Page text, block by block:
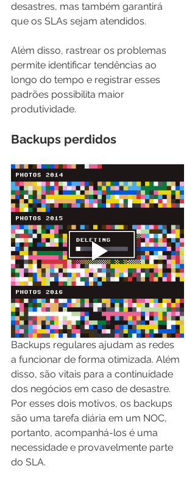
desastres, mas também garantirá
que os SLAs sejam atendidos.
Além disso, rastrear os problemas
permite identificar tendências ao
longo do tempo e registrar esses
padrões possibilita maior
produtividade.
Backups perdidos
Backups regulares ajudam as redes
a funcionar de forma otimizada. Além
disso, são vitais para a continuidade
dos negócios em caso de desastre.
Por esses dois motivos, os backups
são uma tarefa diária em um NOC,
portanto, acompanhá-los é uma
necessidade e provavelmente parte
do SLA.